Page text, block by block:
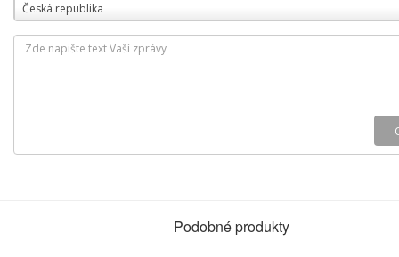
Česká republika
Podobné produkty